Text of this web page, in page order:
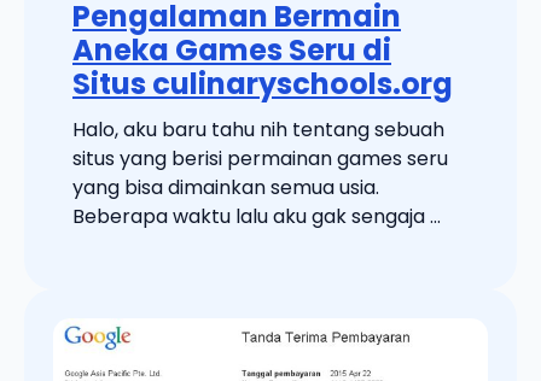
Pengalaman Bermain
Aneka Games Seru di
Situs culinaryschools.org
Halo, aku baru tahu nih tentang sebuah
situs yang berisi permainan games seru
yang bisa dimainkan semua usia.
Beberapa waktu lalu aku gak sengaja ...